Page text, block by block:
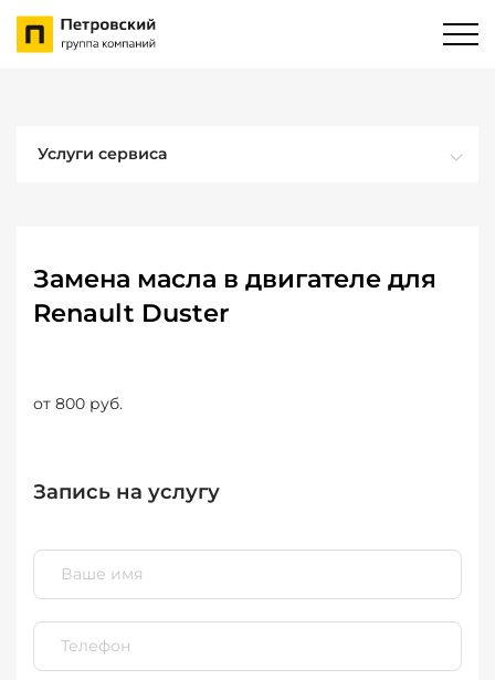
Услуги сервиса
Замена масла в двигателе для
Renault Duster
от 800 руб.
Запись на услугу